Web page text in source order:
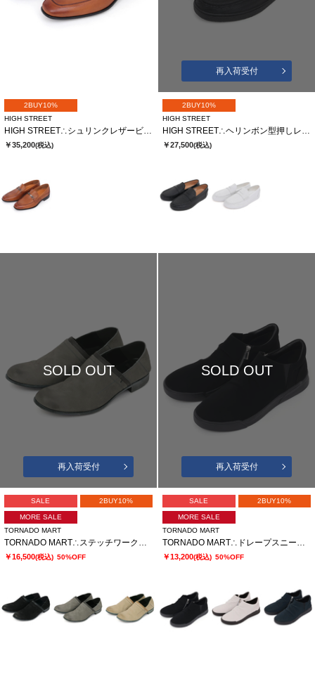
2BUY10%
HIGH STREET
￥35,200(税込)
再入荷受付
2BUY10%
HIGH STREET
￥27,500(税込)
SOLD OUT
再入荷受付
SALE 2BUY10%
MORE SALE
TORNADO MART
TORNADO MART∴ステッチワークサボ
￥16,500(税込) 50%OFF
SOLD OUT
再入荷受付
SALE 2BUY10%
MORE SALE
TORNADO MART
TORNADO MART∴ドレープスニーカー
￥13,200(税込) 50%OFF